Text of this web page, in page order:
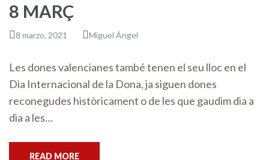
8 MARÇ
8 marzo, 2021 Miguel Ángel
Les dones valencianes també tenen el seu lloc en el
Dia Internacional de la Dona, ja siguen dones
reconegudes històricament o de les que gaudim dia a
dia a les…
READ MORE